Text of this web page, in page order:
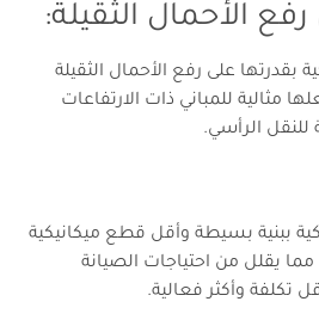
الأحمال الثقيلة:
بقدرتها على رفع الأحمال الثقيلة
مثالية للمباني ذات الارتفاعات
للنقل الرأسي.
ببنية بسيطة وأقل قطع ميكانيكية
مما يقلل من احتياجات الصيانة
تكلفة وأكثر فعالية.